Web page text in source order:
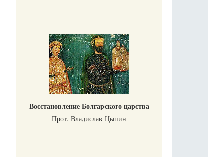
Восстановление Болгарского царства
Прот. Владислав Цыпин